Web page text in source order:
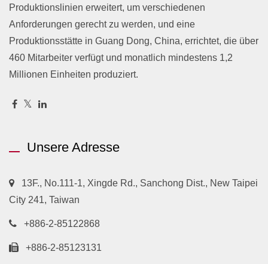
Produktionslinien erweitert, um verschiedenen
Anforderungen gerecht zu werden, und eine
Produktionsstätte in Guang Dong, China, errichtet, die über
460 Mitarbeiter verfügt und monatlich mindestens 1,2
Millionen Einheiten produziert.
Unsere Adresse
13F., No.111-1, Xingde Rd., Sanchong Dist., New Taipei
City 241, Taiwan
+886-2-85122868
+886-2-85123131